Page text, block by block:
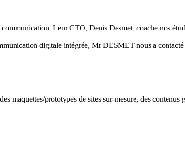
Leur CTO, Denis Desmet, coache nos
digitale intégrée, Mr DESMET nous a
maquettes/prototypes de sites sur-mesure, des contenus